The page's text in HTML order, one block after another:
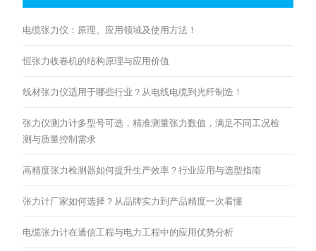
电缆张力仪：原理、应用领域及使用方法！
恒张力收卷机的结构原理与应用价值
线材张力仪适用于哪些行业？从电线电缆到光纤制造！
张力仪测力计多型号可选，精准测量张力数值，满足不同工况检
测与质量控制需求
高精度张力检测器如何提升生产效率？行业应用与选型指南
张力计厂家如何选择？从品牌实力到产品精度一次看懂
电缆张力计在通信工程与电力工程中的应用优势分析